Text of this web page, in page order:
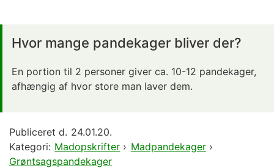
Hvor mange pandekager bliver der?
En portion til 2 personer giver ca. 10-12 pandekager,
afhængig af hvor store man laver dem.
Publiceret d. 24.01.20.
Kategori: Madopskrifter › Madpandekager›
Grøntsagspandekager